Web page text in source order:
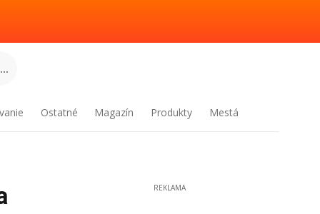
Ostatné Magazín Produkty Mestá
REKLAMA